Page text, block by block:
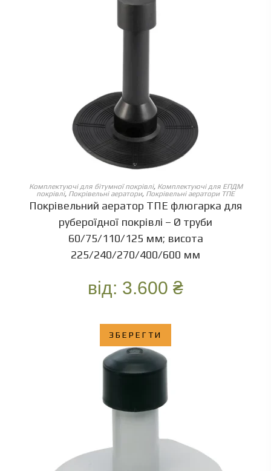
ОБЕРІТЬ ОПЦІЇ
Комплектуючі для бітумної покрівлі, Комплектуючі для ЕПДМ
покрівлі, Покрівельні аератори, Покрівельні аератори ТПЕ
Покрівельний аератор ТПЕ флюгарка для
рубероїдної покрівлі – Ø труби
60/75/110/125 мм; висота
225/240/270/400/600 мм
від: 3.600 ₴
ЗБЕРЕГТИ